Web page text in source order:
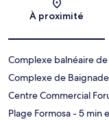
À proximité
Complexe balnéaire
Complexe de
Centre Commercial
Plage Formosa- 5 min